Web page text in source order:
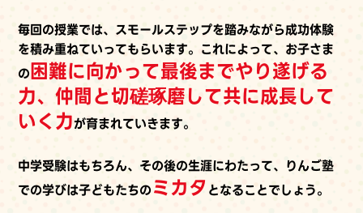
毎回の授業では、スモールステップを踏みながら成功体験
を積み重ねていってもらいます。これによって、お子さま
の困難に向かって最後までやり遂げる
力、仲間と切磋琢磨して共に成長して
いく力が育まれていきます。
中学受験はもちろん、その後の生涯にわたって、りんご塾
での学びは子どもたちのミカタ となることでしょう。